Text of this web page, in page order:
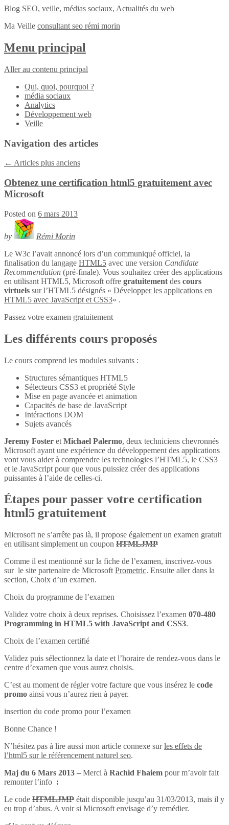
Blog SEO, veille, médias sociaux, Actualités du web
Ma Veille consultant seo rémi morin
Menu principal
Aller au contenu principal
Qui, quoi, pourquoi ?
média sociaux
Analytics
Développement web
Veille
Navigation des articles
← Articles plus anciens
Obtenez une certification html5 gratuitement avec
Microsoft
Posted on 6 mars 2013
by
Rémi Morin
Le W3c l’avait annoncé lors d’un communiqué officiel, la
finalisation du langage HTML5 avec une version Candidate
Recommendation (pré-finale). Vous souhaitez créer des applications
en utilisant HTML5, Microsoft offre gratuitement des cours
virtuels sur l’HTML5 désignés « Développer les applications en
HTML5 avec JavaScript et CSS3« .
Passez votre examen gratuitement
Les différents cours proposés
Le cours comprend les modules suivants :
Structures sémantiques HTML5
Sélecteurs CSS3 et propriété Style
Mise en page avancée et animation
Capacités de base de JavaScript
Intéractions DOM
Sujets avancés
Jeremy Foster et Michael Palermo, deux techniciens chevronnés
Microsoft ayant une expérience du développement des applications
vont vous aider à comprendre les technologies l’HTML5, le CSS3
et le JavaScript pour que vous puissiez créer des applications
puissantes à l’aide de celles-ci.
Étapes pour passer votre certification
html5 gratuitement
Microsoft ne s’arrête pas là, il propose également un examen gratuit
en utilisant simplement un coupon HTMLJMP
Comme il est mentionné sur la fiche de l’examen, inscrivez-vous
sur le site partenaire de Microsoft Prometric. Ensuite aller dans la
section, Choix d’un examen.
Choix du programme de l’examen
Validez votre choix à deux reprises. Choisissez l’examen 070-480
Programming in HTML5 with JavaScript and CSS3.
Choix de l’examen certifié
Validez puis sélectionnez la date et l’horaire de rendez-vous dans le
centre d’examen que vous aurez choisis.
C’est au moment de régler votre facture que vous insérez le code
promo ainsi vous n’aurez rien à payer.
insertion du code promo pour l’examen
Bonne Chance !
N’hésitez pas à lire aussi mon article connexe surles effets de
l’html5 sur le référencement naturel seo.
Maj du 6 Mars 2013 – Merci à Rachid Fhaiem pour m’avoir fait
remonter l’info :
Le code HTMLJMP était disponible jusqu’au 31/03/2013, mais il y
eu trop d’abus. A voir si Microsoft envisage d’y remédier.